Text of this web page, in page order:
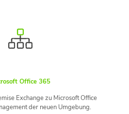
Office 365
Exchange zu Microsoft Office
der neuen Umgebung.